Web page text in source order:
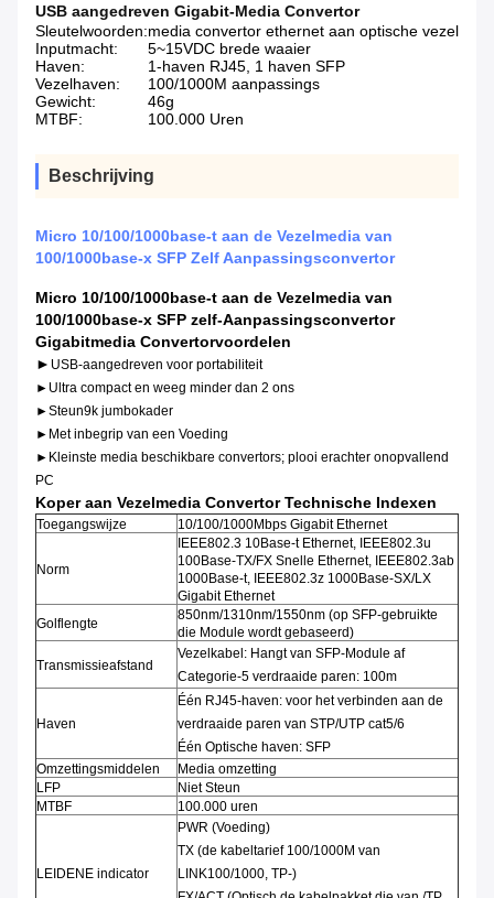
USB aangedreven Gigabit-Media Convertor
Sleutelwoorden:media convertor ethernet aan optische vezel
Inputmacht:
5~15VDC brede waaier
Haven:
1-haven RJ45, 1 haven SFP
Vezelhaven:
100/1000M aanpassings
Gewicht:
46g
MTBF:
100.000 Uren
Beschrijving
Micro 10/100/1000base-t aan de Vezelmedia van
100/1000base-x SFP Zelf Aanpassingsconvertor
Micro 10/100/1000base-t aan de Vezelmedia van
100/1000base-x SFP zelf-Aanpassingsconvertor
Gigabitmedia Convertorvoordelen
► USB-aangedreven voor portabiliteit
►Ultra compact en weeg minder dan 2 ons
►Steun9k jumbokader
►Met inbegrip van een Voeding
►Kleinste media beschikbare convertors; plooi erachter onopvallend
PC
Koper aan Vezelmedia Convertor Technische Indexen
Toegangswijze 10/100/1000Mbps Gigabit Ethernet
Norm
IEEE802.3 10Base-t Ethernet, IEEE802.3u
100Base-TX/FX Snelle Ethernet, IEEE802.3ab
1000Base-t, IEEE802.3z 1000Base-SX/LX
Gigabit Ethernet
Golflengte
850nm/1310nm/1550nm (op SFP-gebruikte
die Module wordt gebaseerd)
Transmissieafstand
Vezelkabel: Hangt van SFP-Module af
Categorie-5 verdraaide paren: 100m
Haven
Één RJ45-haven: voor het verbinden aan de
verdraaide paren van STP/UTP cat5/6
Één Optische haven: SFP
Omzettingsmiddelen
Media omzetting
LFP
Niet Steun
MTBF
100.000 uren
LEIDENE indicator
PWR (Voeding)
TX (de kabeltarief 100/1000M van
LINK100/1000, TP-)